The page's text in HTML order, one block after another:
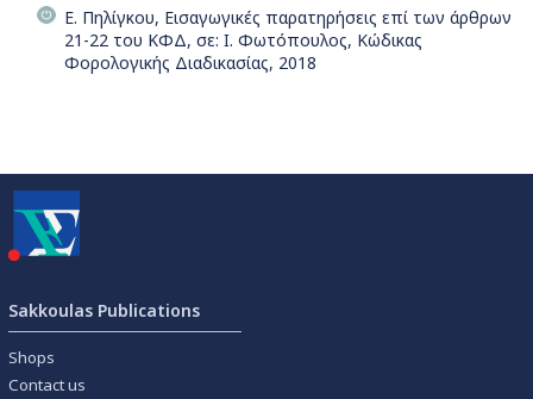
Ε. Πηλίγκου, Εισαγωγικές παρατηρήσεις επί των άρθρων
21-22 του ΚΦΔ, σε: Ι. Φωτόπουλος, Κώδικας
Φορολογικής Διαδικασίας, 2018
Sakkoulas Publications
Shops
Contact us